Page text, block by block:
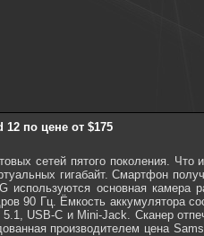
по цене от $175
сетей пятого поколения. Что
гигабайт. Смартфон
используются основная
90 Гц. Ёмкость аккумулятора
USB-C и Mini-Jack. Сканер
производителем цена